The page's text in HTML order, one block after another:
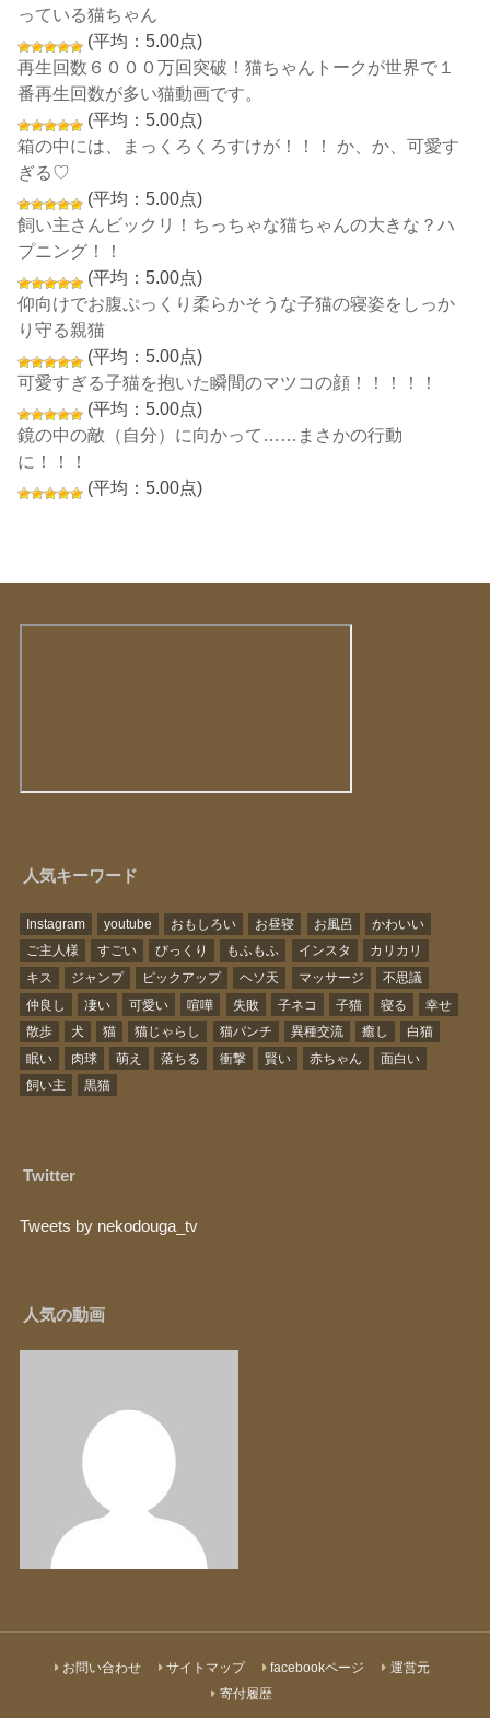
っている猫ちゃん
(平均：5.00点)
再生回数６０００万回突破！猫ちゃんトークが世界で１
番再生回数が多い猫動画です。
(平均：5.00点)
箱の中には、まっくろくろすけが！！！ か、か、可愛す
ぎる♡
(平均：5.00点)
飼い主さんビックリ！ちっちゃな猫ちゃんの大きな？ハ
プニング！！
(平均：5.00点)
仰向けでお腹ぷっくり柔らかそうな子猫の寝姿をしっか
り守る親猫
(平均：5.00点)
可愛すぎる子猫を抱いた瞬間のマツコの顔！！！！！
(平均：5.00点)
鏡の中の敵（自分）に向かって……まさかの行動
に！！！
(平均：5.00点)
人気キーワード
Instagram youtube おもしろい お昼寝 お風呂
かわいい
ご主人様
すごい びっくり もふもふ インスタ
カリカリ
キス
ジャンプ ピックアップ ヘソ天 マッサージ
不思議
仲良し
凄い 可愛い 喧嘩 失敗 子ネコ 子猫 寝る
幸せ
散歩
犬 猫 猫じゃらし 猫パンチ 異種交流 癒し
白猫
眠い
肉球 萌え 落ちる 衝撃 賢い 赤ちゃん
面白い
飼い主
黒猫
Twitter
Tweets by nekodouga_tv
人気の動画
お問い合わせ サイトマップ facebookページ
運営元
寄付履歴